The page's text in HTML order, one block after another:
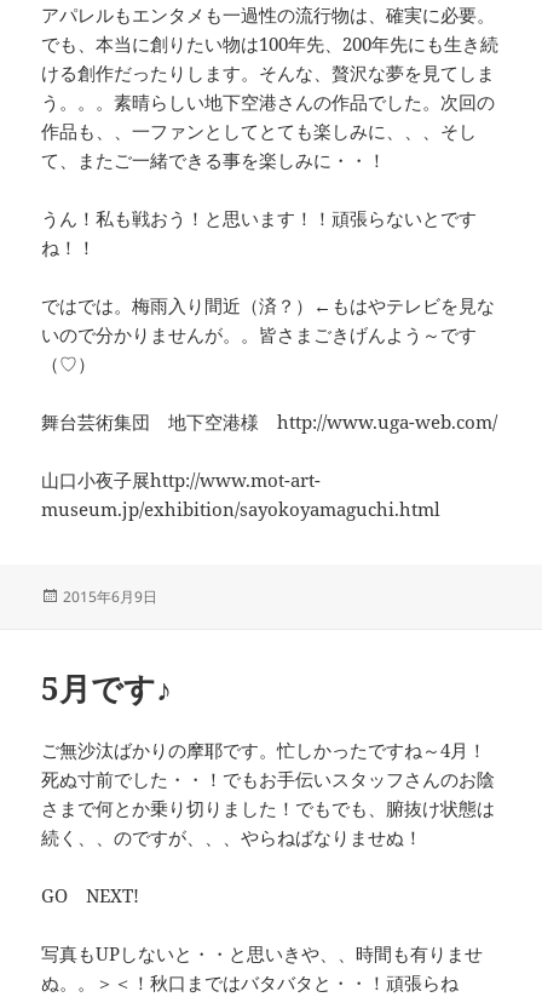
アパレルもエンタメも一過性の流行物は、確実に必要。
でも、本当に創りたい物は100年先、200年先にも生き続
ける創作だったりします。そんな、贅沢な夢を見てしま
う。。。素晴らしい地下空港さんの作品でした。次回の
作品も、、一ファンとしてとても楽しみに、、、そし
て、またご一緒できる事を楽しみに・・！
うん！私も戦おう！と思います！！頑張らないとです
ね！！
ではでは。梅雨入り間近（済？）←もはやテレビを見な
いので分かりませんが。。皆さまごきげんよう～です
（♡）
舞台芸術集団 地下空港様 http://www.uga-web.com/
山口小夜子展http://www.mot-art-
museum.jp/exhibition/sayokoyamaguchi.html
投
2015年6月9日
5月です♪
ご無沙汰ばかりの摩耶です。忙しかったですね～4月！
死ぬ寸前でした・・！でもお手伝いスタッフさんのお陰
さまで何とか乗り切りました！でもでも、腑抜け状態は
続く、、のですが、、、やらねばなりませぬ！
GO NEXT!
写真もUPしないと・・と思いきや、、時間も有りませ
ぬ。。＞＜！秋口まではバタバタと・・！頑張らね